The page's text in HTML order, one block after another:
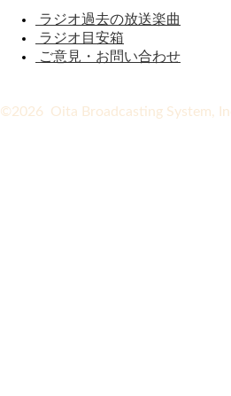
ラジオ過去の放送楽曲
ラジオ目安箱
ご意見・お問い合わせ
©2026 Oita Broadcasting System,